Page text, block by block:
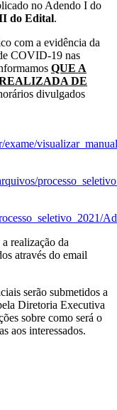
no Adendo I do
do Edital.
com a evidência da
COVID-19 nas
QUE A
DE
divulgados
exame/visualizar_manual
realização da
através do email
serão submetidos a
Diretoria Executiva
sobre como será o
aos interessados.